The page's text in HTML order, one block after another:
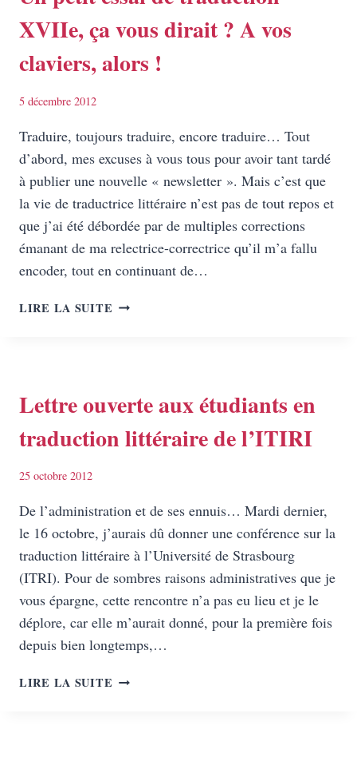
:
LA
SOLUTION
!
XVIIe, ça vous dirait ? A vos
claviers, alors !
5 décembre 2012
Traduire, toujours traduire, encore traduire… Tout
d’abord, mes excuses à vous tous pour avoir tant tardé
à publier une nouvelle « newsletter ». Mais c’est que
la vie de traductrice littéraire n’est pas de tout repos et
que j’ai été débordée par de multiples corrections
émanant de ma relectrice-correctrice qu’il m’a fallu
encoder, tout en continuant de…
LIRE LA SUITE UN
XVIIE,
ÇA
VOUS
DIRAIT
VOS
ALORS
!
Lettre ouverte aux étudiants en
traduction littéraire de l’ITIRI
25 octobre 2012
De l’administration et de ses ennuis… Mardi dernier,
le 16 octobre, j’aurais dû donner une conférence sur la
traduction littéraire à l’Université de Strasbourg
(ITRI). Pour de sombres raisons administratives que je
vous épargne, cette rencontre n’a pas eu lieu et je le
déplore, car elle m’aurait donné, pour la première fois
depuis bien longtemps,…
LIRE LA SUITE LETTRE